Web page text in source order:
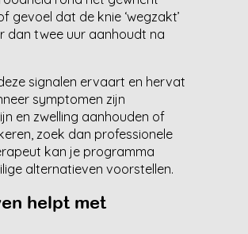
gevoel dat de knie ‘wegzakt’
dan twee uur aanhoudt na
signalen ervaart en hervat
symptomen zijn
en zwelling aanhouden of
zoek dan professionele
kan je programma
alternatieven voorstellen.
helpt met